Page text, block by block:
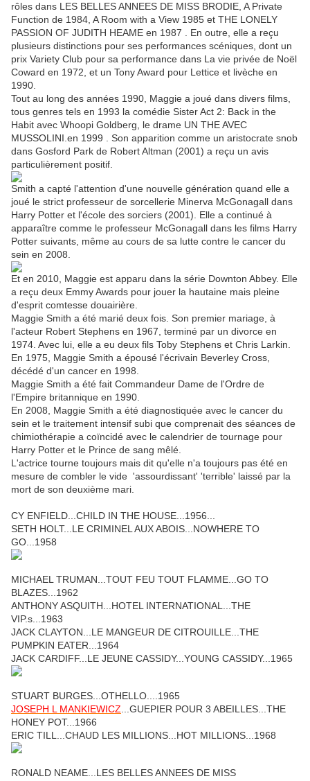
rôles dans LES BELLES ANNEES DE MISS BRODIE, A Private
Function de 1984, A Room with a View 1985 et THE LONELY
PASSION OF JUDITH HEAME en 1987 . En outre, elle a reçu
plusieurs distinctions pour ses performances scéniques, dont un
prix Variety Club pour sa performance dans La vie privée de Noël
Coward en 1972, et un Tony Award pour Lettice et livèche en
1990.
Tout au long des années 1990, Maggie a joué dans divers films,
tous genres tels en 1993 la comédie Sister Act 2: Back in the
Habit avec Whoopi Goldberg, le drame UN THE AVEC
MUSSOLINI.en 1999 . Son apparition comme un aristocrate snob
dans Gosford Park de Robert Altman (2001) a reçu un avis
particulièrement positif.
Smith a capté l'attention d'une nouvelle génération quand elle a
joué le strict professeur de sorcellerie Minerva McGonagall dans
Harry Potter et l'école des sorciers (2001). Elle a continué à
apparaître comme le professeur McGonagall dans les films Harry
Potter suivants, même au cours de sa lutte contre le cancer du
sein en 2008.
Et en 2010, Maggie est apparu dans la série Downton Abbey. Elle
a reçu deux Emmy Awards pour jouer la hautaine mais pleine
d'esprit comtesse douairière.
Maggie Smith a été marié deux fois. Son premier mariage, à
l'acteur Robert Stephens en 1967, terminé par un divorce en
1974. Avec lui, elle a eu deux fils Toby Stephens et Chris Larkin.
En 1975, Maggie Smith a épousé l'écrivain Beverley Cross,
décédé d'un cancer en 1998.
Maggie Smith a été fait Commandeur Dame de l'Ordre de
l'Empire britannique en 1990.
En 2008, Maggie Smith a été diagnostiquée avec le cancer du
sein et le traitement intensif subi que comprenait des séances de
chimiothérapie a coïncidé avec le calendrier de tournage pour
Harry Potter et le Prince de sang mêlé.
L'actrice tourne toujours mais dit qu'elle n'a toujours pas été en
mesure de combler le vide 'assourdissant' 'terrible' laissé par la
mort de son deuxième mari.
CY ENFIELD...CHILD IN THE HOUSE...1956...
SETH HOLT...LE CRIMINEL AUX ABOIS...NOWHERE TO
GO...1958
MICHAEL TRUMAN...TOUT FEU TOUT FLAMME...GO TO
BLAZES...1962
ANTHONY ASQUITH...HOTEL INTERNATIONAL...THE
VIP.s...1963
JACK CLAYTON...LE MANGEUR DE CITROUILLE...THE
PUMPKIN EATER...1964
JACK CARDIFF...LE JEUNE CASSIDY...YOUNG CASSIDY...1965
STUART BURGES...OTHELLO....1965
JOSEPH L MANKIEWICZ ...GUEPIER POUR 3 ABEILLES...THE
HONEY POT...1966
ERIC TILL...CHAUD LES MILLIONS...HOT MILLIONS...1968
RONALD NEAME...LES BELLES ANNEES DE MISS